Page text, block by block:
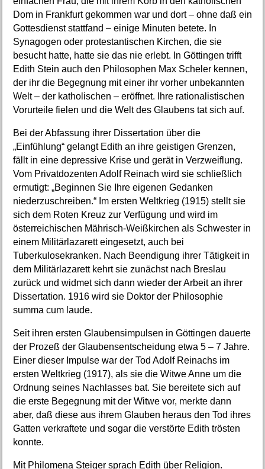
Dom in Frankfurt gekommen war und dort – ohne daß ein
Gottesdienst stattfand – einige Minuten betete. In
Synagogen oder protestantischen Kirchen, die sie
besucht hatte, hatte sie das nie erlebt. In Göttingen trifft
Edith Stein auch den Philosophen Max Scheler kennen,
der ihr die Begegnung mit einer ihr vorher unbekannten
Welt – der katholischen – eröffnet. Ihre rationalistischen
Vorurteile fielen und die Welt des Glaubens tat sich auf.
Bei der Abfassung ihrer Dissertation über die
„Einfühlung“ gelangt Edith an ihre geistigen Grenzen,
fällt in eine depressive Krise und gerät in Verzweiflung.
Vom Privatdozenten Adolf Reinach wird sie schließlich
ermutigt: „Beginnen Sie Ihre eigenen Gedanken
niederzuschreiben.“ Im ersten Weltkrieg (1915) stellt sie
sich dem Roten Kreuz zur Verfügung und wird im
österreichischen Mährisch-Weißkirchen als Schwester in
einem Militärlazarett eingesetzt, auch bei
Tuberkulosekranken. Nach Beendigung ihrer Tätigkeit in
dem Militärlazarett kehrt sie zunächst nach Breslau
zurück und widmet sich dann wieder der Arbeit an ihrer
Dissertation. 1916 wird sie Doktor der Philosophie
summa cum laude.
Seit ihren ersten Glaubensimpulsen in Göttingen dauerte
der Prozeß der Glaubensentscheidung etwa 5 – 7 Jahre.
Einer dieser Impulse war der Tod Adolf Reinachs im
ersten Weltkrieg (1917), als sie die Witwe Anne um die
Ordnung seines Nachlasses bat. Sie bereitete sich auf
die erste Begegnung mit der Witwe vor, merkte dann
aber, daß diese aus ihrem Glauben heraus den Tod ihres
Gatten verkraftete und sogar die verstörte Edith trösten
konnte.
Mit Philomena Steiger sprach Edith über Religion.